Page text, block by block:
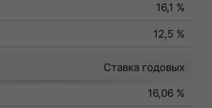
16,1 %
12,5 %
Ставка годовых
16,06 %